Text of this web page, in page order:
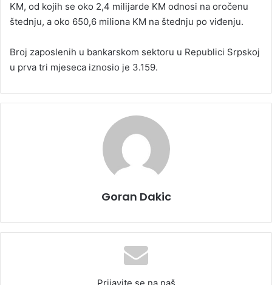
KM, od kojih se oko 2,4 milijarde KM odnosi na oročenu
štednju, a oko 650,6 miliona KM na štednju po viđenju.
Broj zaposlenih u bankarskom sektoru u Republici Srpskoj
u prva tri mjeseca iznosio je 3.159.
Goran Dakic